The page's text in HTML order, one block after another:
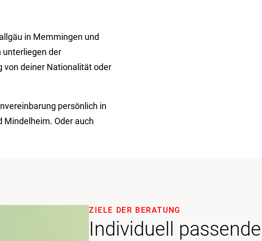
in Memmingen und
unterliegen der
von deiner Nationalität oder
persönlich in
Oder auch
Individuell
ZIELE DER BERATUNG